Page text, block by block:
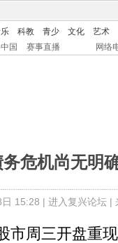
科教 青少 文化
艺术
国 赛事直播 网络
危机尚无明
15:28 | 进入复兴论坛|
周三开盘重现